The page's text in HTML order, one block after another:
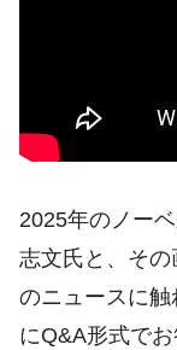
2025年のノー
志文氏と、そ
のニュースに
にQ&A形式でお